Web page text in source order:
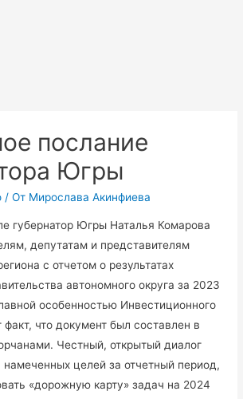
послание
Югры
/ От Мирослава Акинфиева
губернатор Югры Наталья Комарова
депутатам и представителям
с отчетом о результатах
автономного округа за 2023
особенностью Инвестиционного
факт, что документ был составлен в
Честный, открытый диалог
намеченных целей за отчетный период,
«дорожную карту» задач на 2024